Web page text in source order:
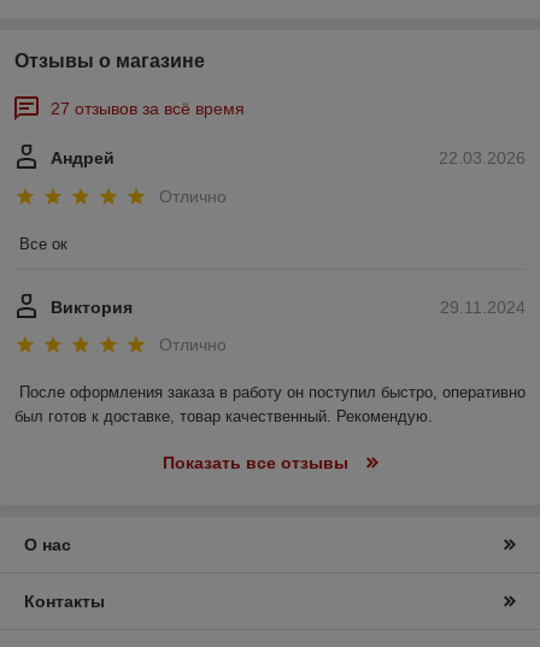
Отзывы о магазине
27 отзывов за всё время
22.03.2026
Андрей
Отлично
Все ок
29.11.2024
Виктория
Отлично
После оформления заказа в работу он поступил быстро, оперативно
был готов к доставке, товар качественный. Рекомендую.
Показать все отзывы
О нас
Контакты